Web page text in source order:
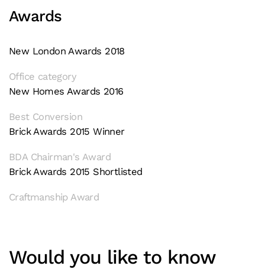
Awards
New London Awards 2018
Office category
New Homes Awards 2016
Best Conversion
Brick Awards 2015 Winner
BDA Chairman's Award
Brick Awards 2015 Shortlisted
Craftmanship Award
Would you like to know